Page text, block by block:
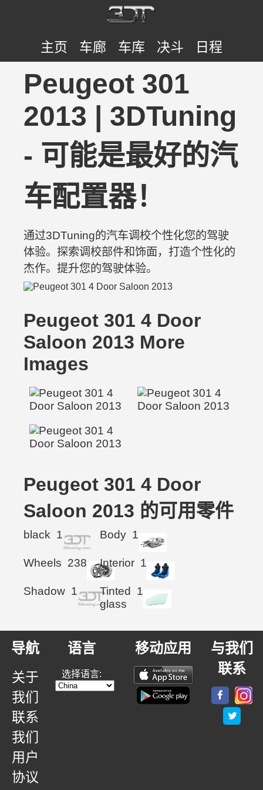
主页 车廊 车库 决斗 日程
Peugeot 301
2013 | 3DTuning
- 可能是最好的汽
车配置器！
通过3DTuning的汽车调校个性化您的驾驶
体验。探索调校部件和饰面，打造个性化的
杰作。提升您的驾驶体验。
Peugeot 301 4 Door
Saloon 2013 More
Images
Peugeot 301 4 Door
Saloon 2013 的可用零件
black 1 Body 1
Wheels 238 Interior 1
Shadow 1
Tinted
glass
1
导航
关于
我们
联系
我们
用户
协议
语言
选择语言:
移动应用
与我们
联系